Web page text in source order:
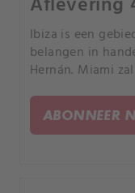
Ibiza is een
belangen in
Hernán. Miami
ABONNEER